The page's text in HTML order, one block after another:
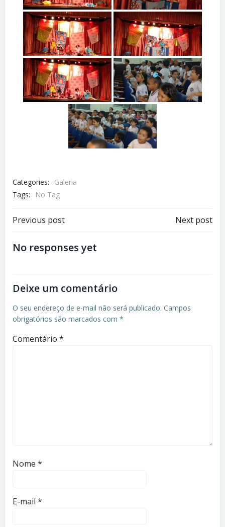
Categories:
Galeria
Tags:
No Tag
Navegação
de
Previous post
Navegação
Next post
No responses yet
Deixe um comentário
O seu endereço de e-mail não será publicado. Campos
obrigatórios são marcados com *
Comentário *
Nome *
E-mail *